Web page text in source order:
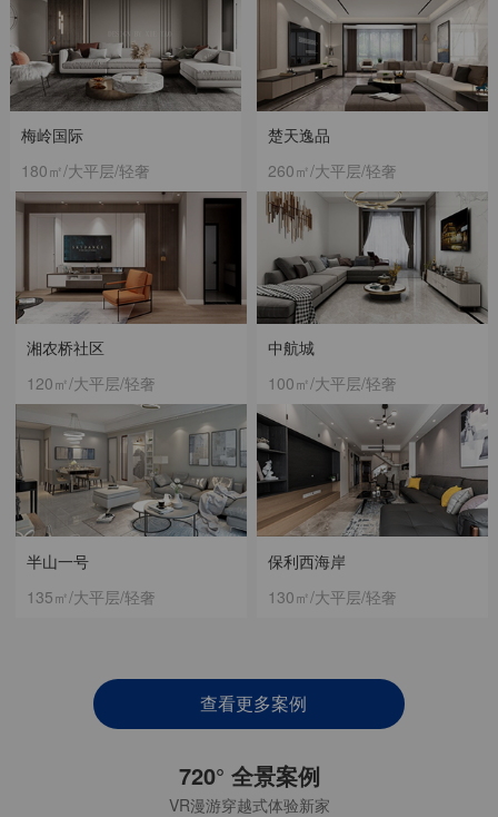
梅岭国际
180㎡/大平层/轻奢
楚天逸品
260㎡/大平层/轻奢
中航城
100㎡/大平层/轻奢
湘农桥社区
120㎡/大平层/轻奢
保利西海岸
130㎡/大平层/轻奢
半山一号
135㎡/大平层/轻奢
查看更多案例
720° 全景案例
VR漫游穿越式体验新家